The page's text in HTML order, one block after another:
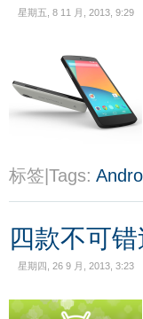
星期五, 8 11 月, 2013, 9:29
标签|Tags:
四款不可
星期四, 26 9 月, 2013, 3:23